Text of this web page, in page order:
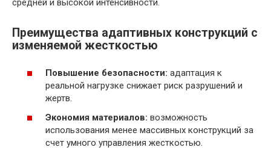
Преимущества адаптивных конструкций с
изменяемой жесткостью
Повышение безопасности: адаптация к
реальной нагрузке снижает риск разрушений и
жертв.
Экономия материалов: возможность
использования менее массивных конструкций за
счет умного управления жесткостью.